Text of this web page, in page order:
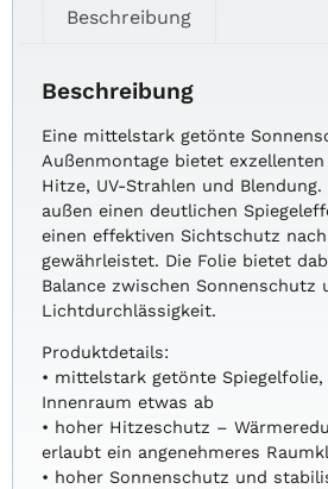
Beschreibung
Beschreibung
Eine mittelstark getönte
Außenmontage bietet
Hitze, UV-Strahlen und Blendung.
außen einen deutlichen
einen effektiven Sichtschutz
gewährleistet. Die Folie bietet
Balance zwischen Sonnenschutz
Lichtdurchlässigkeit.
Produktdetails:
• mittelstark getönte
Innenraum etwas ab
• hoher Hitzeschutz –
erlaubt ein angenehmeres
• hoher Sonnenschutz und